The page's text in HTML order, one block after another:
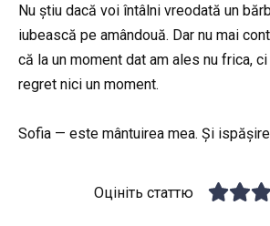
Nu știu dacă voi întâlni vreodată un
iubească pe amândouă. Dar nu mai
că la un moment dat am ales nu frica,
regret nici un moment.
Sofia — este mântuirea mea. Și
Оцініть статтю